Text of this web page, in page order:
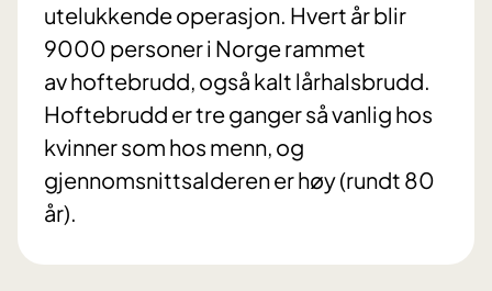
utelukkende operasjon. Hvert år blir
9000 personer i Norge rammet
av hoftebrudd, også kalt lårhalsbrudd.
Hoftebrudd er tre ganger så vanlig hos
kvinner som hos menn, og
gjennomsnittsalderen er høy (rundt 80
år).